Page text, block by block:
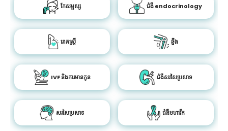
កែសម្ផស្ស ជំងឺ endocrinology
រោគស្ត្រី ឆ្អឹង
IVF និងការមានកូន ជំងឺសរសៃប្រសាទ
សរសៃប្រសាទ ជំងឺមហារីក